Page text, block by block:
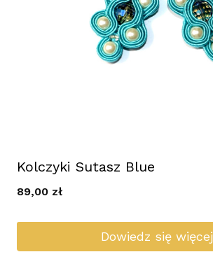
Kolczyki Sutasz Blue
89,00 zł
Dowiedz się więcej